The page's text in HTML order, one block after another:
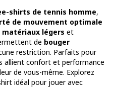
shirts de tennis homme,
de mouvement optimale
matériaux légers et
de bouger
restriction. Parfaits pour
allient confort et performance
de vous-même. Explorez
idéal pour jouer avec